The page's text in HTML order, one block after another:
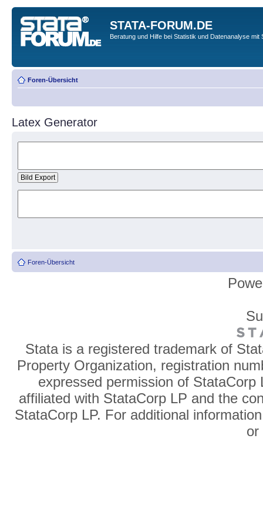
STATA-FORUM.DE
Beratung und Hilfe bei Statistik und Datenanalyse mit
Foren-Übersicht
Latex Generator
Foren-Übersicht
Stata is a registered trademark of
Property Organization, registration
expressed permission of
affiliated with StataCorp LP and the
StataCorp LP. For additional
or